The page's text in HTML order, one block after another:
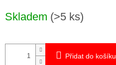
cena:
Skladem (>5 ks)
Přidat do košíku